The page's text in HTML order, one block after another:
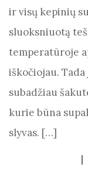
ir visų kepinių
sluoksniuotą
temperatūroje
iškočiojau.
subadžiau
kurie būna
slyvas. […]